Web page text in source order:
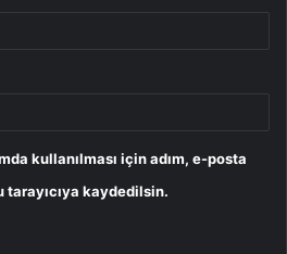
kullanılması için adım, e-posta
tarayıcıya kaydedilsin.